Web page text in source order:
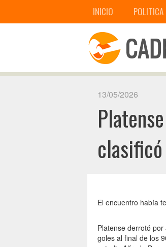
INICIO POLITICA
13/05/2026
El encuentro había
Platense derrotó
goles al final de los